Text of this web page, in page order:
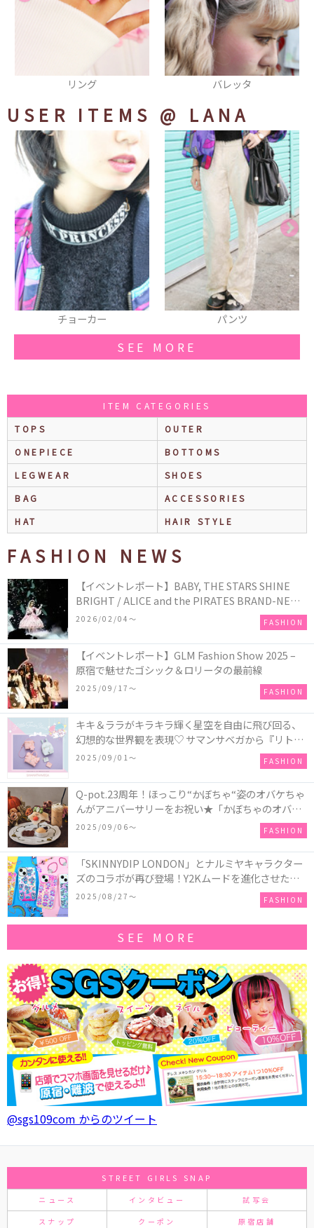
バレッタ チョーカー
USER ITEMS @ LANA
パンツ ロングコート
SEE MORE
ITEM CATEGORIES
TOPS
OUTER
ONEPIECE
BOTTOMS
LEGWEAR
SHOES
BAG
ACCESSORIES
HAT
HAIR STYLE
FASHION NEWS
【イベントレポート】BABY, THE STARS SHINE
BRIGHT / ALICE and the PIRATES BRAND-NEW
COLLECTION in TOKYO
2026/02/04〜 FASHION
【イベントレポート】GLM Fashion Show 2025 –
原宿で魅せたゴシック＆ロリータの最前線
2025/09/17〜 FASHION
キキ＆ララがキラキラ輝く星空を自由に飛び回る、
幻想的な世界観を表現♡ サマンサベガから『リトル
ツインスターズ』50周年アニバーサリーイヤー』を
2025/09/01〜 FASHION
Q-pot.23周年！ほっこり“かぼちゃ“姿のオバケちゃ
んがアニバーサリーをお祝い★「かぼちゃのオバケ
ーキアクセサリー」が新発売！Q-pot CAFE.では
「かぼちゃのオバケーキプレート」も登場
2025/09/06〜 FASHION
「SKINNYDIP LONDON」とナルミヤキャラクター
ズのコラボが再び登場！Y2Kムードを進化させた新
作コレクションを発売♪
2025/08/27〜 FASHION
SEE MORE
@sgs109com からのツイート
STREET GIRLS SNAP
ニュース インタビュー 試写会
スナップ クーポン 原宿店舗